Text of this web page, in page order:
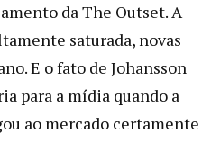
da The Outset. A
saturada, novas
E o fato de Johansson
para a mídia quando a
ao mercado certamente